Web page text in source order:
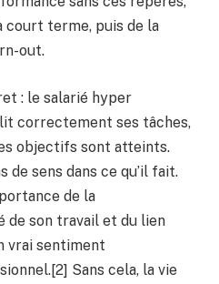
court terme, puis de la
out.
: le salarié hyper
correctement ses tâches,
objectifs sont atteints.
de sens dans ce qu’il fait.
de la
de son travail et du lien
vrai sentiment
Sans cela, la vie